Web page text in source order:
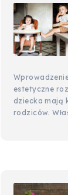
estetyczne
dziecka mają
rodziców.